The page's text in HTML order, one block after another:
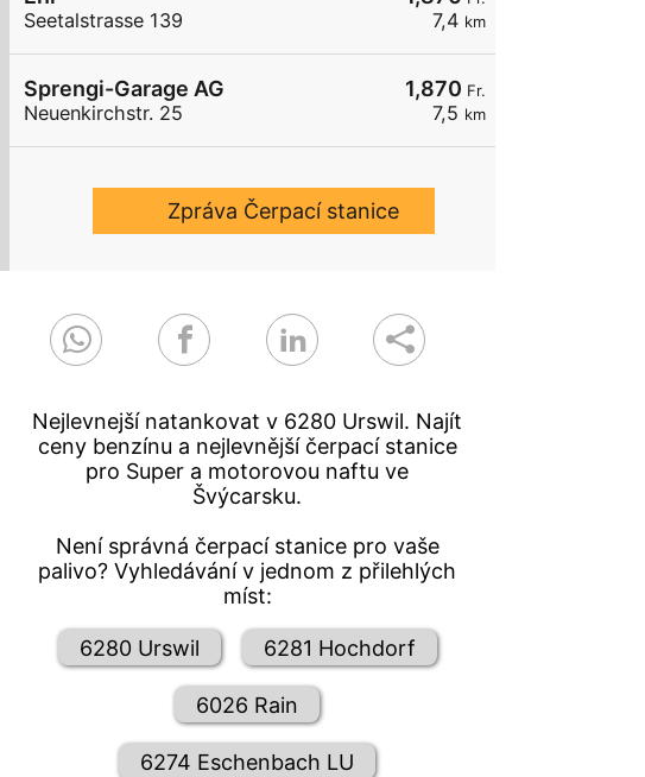
7,4 km
Seetalstrasse 139
1,870 Fr.
7,5 km
Sprengi-Garage AG
Neuenkirchstr. 25
Zpráva Čerpací stanice
Nejlevnejší natankovat v 6280 Urswil. Najít
ceny benzínu a nejlevnější čerpací stanice
pro Super a motorovou naftu ve
Švýcarsku.
Není správná čerpací stanice pro vaše
palivo? Vyhledávání v jednom z přilehlých
míst:
6280 Urswil 6281 Hochdorf
6026 Rain
6274 Eschenbach LU